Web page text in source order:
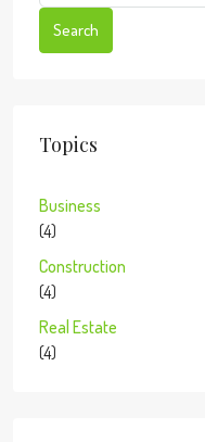
Search
Topics
Business
(4)
Construction
(4)
Real Estate
(4)